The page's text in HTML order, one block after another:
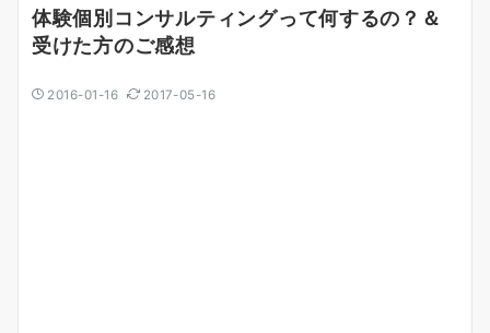
体験個別コンサルティングって何するの？＆
受けた方のご感想
2016-01-16 2017-05-16